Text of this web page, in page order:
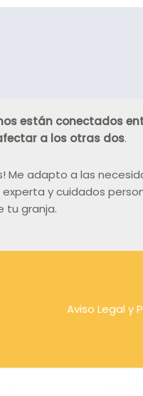
están conectados
a los otras dos.
Me adapto a las
y cuidados
tu granja.
Aviso Legal y